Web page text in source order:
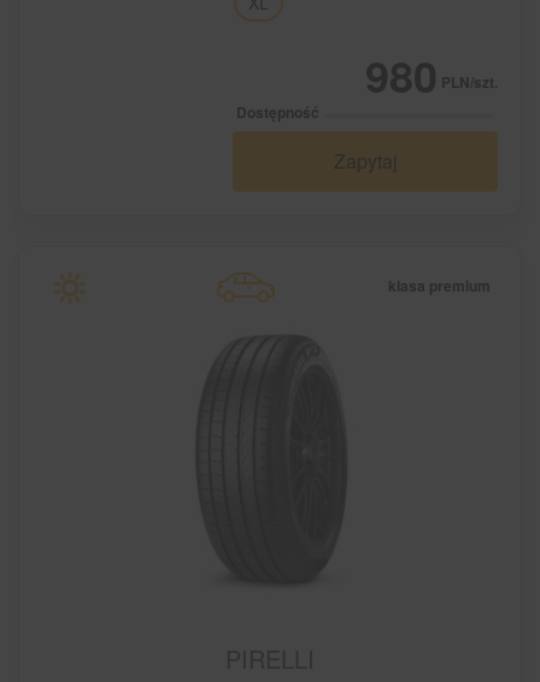
980 PLN/szt.
Dostępność
Zapytaj
klasa premium